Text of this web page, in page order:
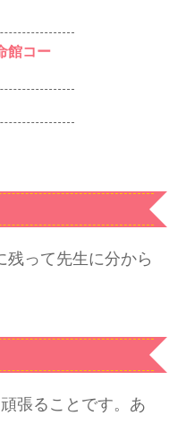
館コー
って先生に分から
張ることです。あ